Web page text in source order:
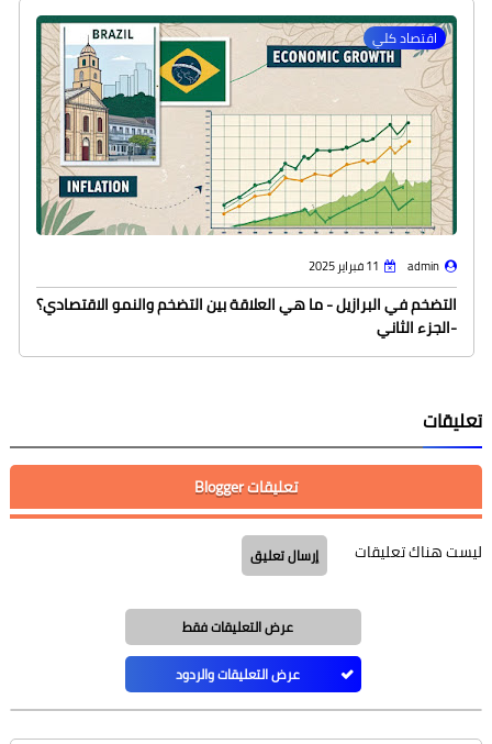
اقتصاد كلي
admin 11 فبراير 2025
التضخم في البرازيل - ما هي العلاقة بين التضخم والنمو الاقتصادي؟
-الجزء الثاني
تعليقات
تعليقات Blogger
ليست هناك تعليقات إرسال تعليق
عرض التعليقات فقط
عرض التعليقات والردود